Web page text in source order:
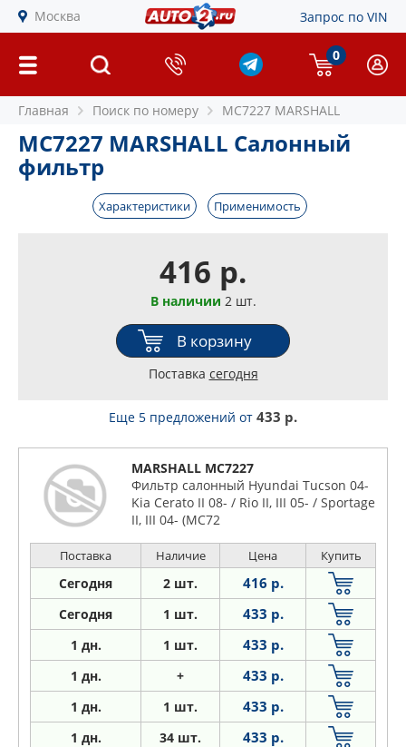
Москва Запрос по VIN
0
Главная Поиск по номеру MC7227 MARSHALL
MC7227 MARSHALL Салонный
фильтр
Характеристики Применимость
416 р.
В наличии 2 шт.
В корзину
Поставка сегодня
Еще 5 предложений от 433 р.
MARSHALL MC7227
Фильтр салонный Hyundai Tucson 04-
Kia Cerato II 08- / Rio II, III 05- / Sportage
II, III 04- (MC72
Поставка Наличие Цена Купить
Сегодня 2 шт. 416 р.
Сегодня 1 шт. 433 р.
1 дн. 1 шт. 433 р.
1 дн. + 433 р.
1 дн. 1 шт. 433 р.
1 дн. 34 шт. 433 р.